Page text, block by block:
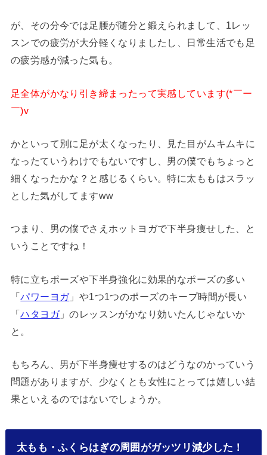
が、その分今では足腰が随分と鍛えられまして、1レッ
スンでの疲労が大分軽くなりましたし、日常生活でも足
の疲労感が減った気も。
足全体がかなり引き締まったって実感しています(*￣ー
￣)v
かといって別に足が太くなったり、見た目がムキムキに
なったていうわけでもないですし、男の僕でもちょっと
細くなったかな？と感じるくらい。特に太ももはスラッ
とした気がしてますww
つまり、男の僕でさえホットヨガで下半身痩せした、と
いうことですね！
特に立ちポーズや下半身強化に効果的なポーズの多い
「パワーヨガ」や1つ1つのポーズのキープ時間が長い
「ハタヨガ」のレッスンがかなり効いたんじゃないか
と。
もちろん、男が下半身痩せするのはどうなのかっていう
問題がありますが、少なくとも女性にとっては嬉しい結
果といえるのではないでしょうか。
太もも・ふくらはぎの周囲がガッツリ減少した！